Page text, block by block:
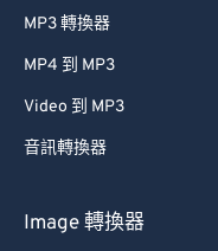
MP3 轉換器
MP4 到 MP3
Video 到 MP3
音訊轉換器
Image 轉換器